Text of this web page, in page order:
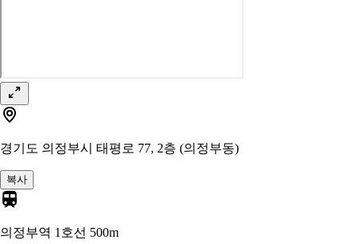
경기도 의정부시 태평로 77, 2층 (의정부동)
복사
의정부역 1호선 500m